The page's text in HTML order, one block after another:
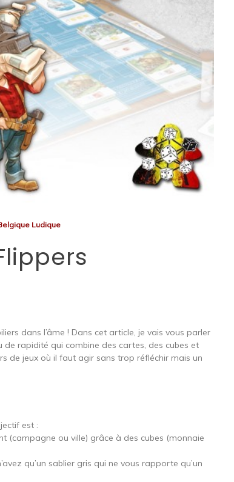
Ludique
dans l’âme ! Dans cet article, je vais vous parler
de rapidité qui combine des cartes, des cubes et
de jeux où il faut agir sans trop réfléchir mais un
est :
(campagne ou ville) grâce à des cubes (monnaie
qu’un sablier gris qui ne vous rapporte qu’un